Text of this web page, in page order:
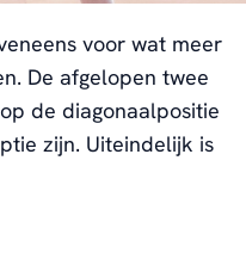
voor wat meer
De afgelopen twee
de diagonaalpositie
zijn. Uiteindelijk is